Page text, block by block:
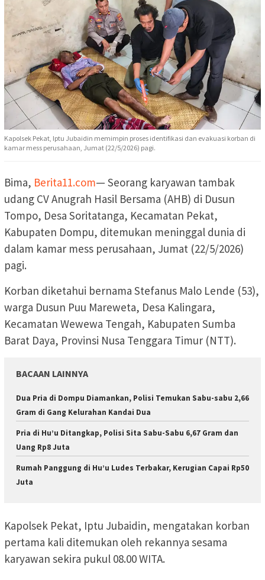
Kapolsek Pekat, Iptu Jubaidin memimpin proses identifikasi dan evakuasi korban di
kamar mess perusahaan, Jumat (22/5/2026) pagi.
Bima, Berita11.com— Seorang karyawan tambak
udang CV Anugrah Hasil Bersama (AHB) di Dusun
Tompo, Desa Soritatanga, Kecamatan Pekat,
Kabupaten Dompu, ditemukan meninggal dunia di
dalam kamar mess perusahaan, Jumat (22/5/2026)
pagi.
Korban diketahui bernama Stefanus Malo Lende (53),
warga Dusun Puu Mareweta, Desa Kalingara,
Kecamatan Wewewa Tengah, Kabupaten Sumba
Barat Daya, Provinsi Nusa Tenggara Timur (NTT).
BACAAN LAINNYA
Dua Pria di Dompu Diamankan, Polisi Temukan Sabu-sabu 2,66
Gram di Gang Kelurahan Kandai Dua
Pria di Hu’u Ditangkap, Polisi Sita Sabu-Sabu 6,67 Gram dan
Uang Rp8 Juta
Rumah Panggung di Hu’u Ludes Terbakar, Kerugian Capai Rp50
Juta
Kapolsek Pekat, Iptu Jubaidin, mengatakan korban
pertama kali ditemukan oleh rekannya sesama
karyawan sekira pukul 08.00 WITA.